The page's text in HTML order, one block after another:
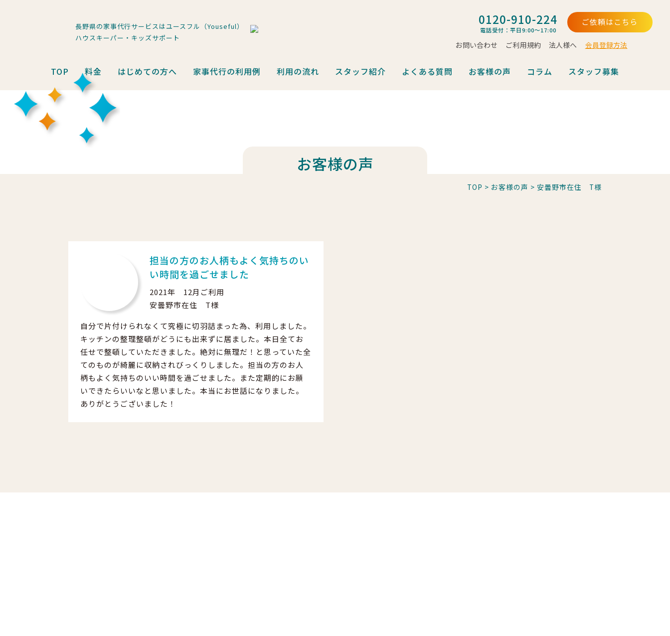
長野県の家事代行サービスはユースフル（Youseful）
ハウスキーパー・キッズサポート
0120-910-224
電話受付：平日9:00～17:00
ご依頼はこちら
お問い合わせ ご利用規約 法人様へ 会員登録方法
TOP 料金 はじめての方へ 家事代行の利用例 利用の流れ スタッフ紹介 よくある質問 お客様の声 コラム スタッフ募集
お客様の声
TOP > お客様の声 > 安曇野市在住 T様
担当の方のお人柄もよく気持ちのい
い時間を過ごせました
2021年 12月ご利用
安曇野市在住 T様
自分で片付けられなくて究極に切羽詰まった為、利用しました。
キッチンの整理整頓がどうにも出来ずに居ました。本日全てお
任せで整頓していただきました。絶対に無理だ！と思っていた全
てのものが綺麗に収納されびっくりしました。担当の方のお人
柄もよく気持ちのいい時間を過ごせました。また定期的にお願
いできたらいいなと思いました。本当にお世話になりました。
ありがとうございました！